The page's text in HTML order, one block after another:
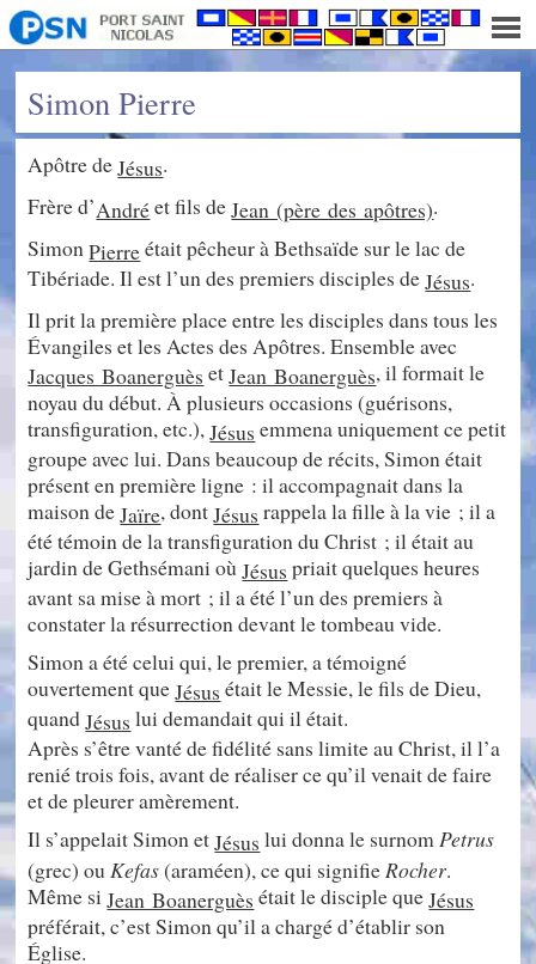
Simon Pierre
Apôtre deJésus.
Frère d’Andréet fils deJean (père des apôtres).
SimonPierreétait pêcheur à Bethsaïde sur le lac de
Tibériade. Il est l’un des premiers disciples deJésus.
Il prit la première place entre les disciples dans tous les
Évangiles et les Actes des Apôtres. Ensemble avec
Jacques Boanerguès etJean Boanerguès, il formait le
noyau du début. À plusieurs occasions (guérisons,
transfiguration, etc.),Jésus emmena uniquement ce petit
groupe avec lui. Dans beaucoup de récits, Simon était
présent en première ligne : il accompagnait dans la
maison deJaïre, dontJésus rappela la fille à la vie ; il a
été témoin de la transfiguration du Christ ; il était au
jardin de Gethsémani oùJésus priait quelques heures
avant sa mise à mort ; il a été l’un des premiers à
constater la résurrection devant le tombeau vide.
Simon a été celui qui, le premier, a témoigné
ouvertement queJésus était le Messie, le fils de Dieu,
quandJésus lui demandait qui il était.
Après s’être vanté de fidélité sans limite au Christ, il l’a
renié trois fois, avant de réaliser ce qu’il venait de faire
et de pleurer amèrement.
Il s’appelait Simon etJésus lui donna le surnomPetrus
(grec) ou Kefas(araméen), ce qui signifie Rocher.
Même si Jean Boanerguès était le disciple queJésus
préférait, c’est Simon qu’il a chargé d’établir son
Église.